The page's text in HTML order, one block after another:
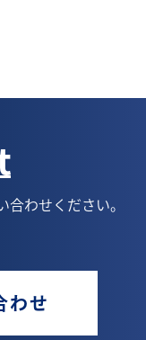
わせください。
わせ